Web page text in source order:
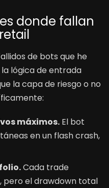
donde fallan
de bots que he
lógica de entrada
la capa de riesgo o no
máximos. El bot
en un flash crash,
Cada trade
pero el drawdown total